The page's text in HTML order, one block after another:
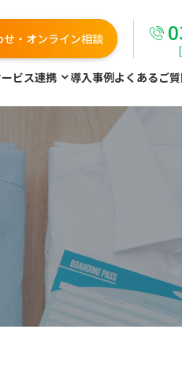
せ・オンライン相談
ビス連携 導入事例よくあるご